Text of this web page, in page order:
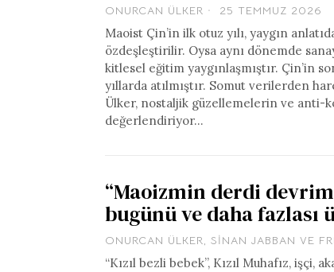
ONURCAN ÜLKER 25 TEMMUZ 2026
Maoist Çin’in ilk otuz yılı, yaygın
özdeşleştirilir. Oysa aynı dönemde
kitlesel eğitim yaygınlaşmıştır. Çin’in
yıllarda atılmıştır. Somut verilerden
Ülker, nostaljik güzellemelerin ve anti-
değerlendiriyor…
“Maoizmin derdi
bugünü ve daha fazlası
ONURCAN ÜLKER, SINAN JABBAN VE
“Kızıl bezli bebek”, Kızıl Muhafız,